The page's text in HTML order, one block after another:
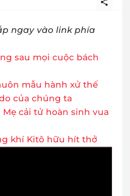
ngay vào link phía
sau mọi cuộc bách
mẫu hành xử thế
của chúng ta
Mẹ cải tử hoàn sinh vua
khí Kitô hữu hít thở